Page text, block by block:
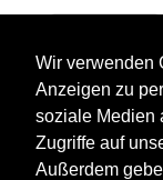
Wir verwenden
Anzeigen zu
soziale Medien
Zugriffe auf
Außerdem